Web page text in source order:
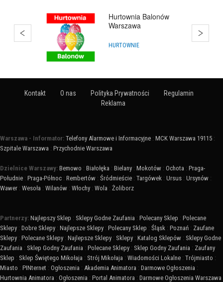
Katalog Animatorów
Zabaw -
ANIMATORZY
Kontakt O nas Polityka Prywatności
Regulamin
Reklama
Warszawa - Informator: Telefony Alarmowe i Informacyjne : MCK Warszawa 19115 :
Szpitale Warszawa : Przychodnie Warszawa
Dzielnice Warszawy: Bemowo : Białołęka : Bielany : Mokotów : Ochota : Praga-
Południe : Praga-Północ : Rembertów : Śródmieście : Targówek : Ursus : Ursynów :
Wawer : Wesoła : Wilanów : Włochy : Wola : Żoliborz
Partnerzy: Najlepszy Sklep : Sklepy Godne Zaufania : Polecany Sklep : Polecane
Sklepy : Dobre Sklepy : Najlepsze Sklepy : Polecany Sklep : Śląsk : Poznań : Zaufane
Sklepy : Polecane Sklepy : Najlepsze Sklepy : Sklepy : Katalog Sklepów : Sklepy Godne
Zaufania : Sklep Godny Zaufania : Polecane Sklepy : Sklep Godny Zaufania : Zaufany
Sklep : Sklep Świętego Mikołaja : Strój Mikołaja : Wiadomości Lokalne : Trójmiasto :
Miasto : PINternet : Ogłoszenia : Akademia Animatora : Darmowe Ogłoszenia :
Hurtownia Animatora : Ogłoszenia : Portal Animatora : Darmowe Ogłoszenia Warszawa